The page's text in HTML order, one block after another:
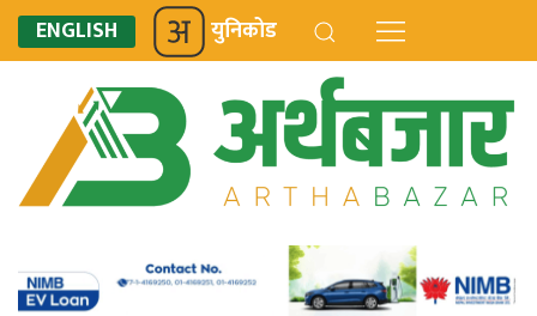
ENGLISH युनिकोड